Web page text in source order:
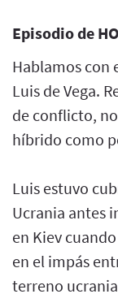
Episodio de
Hablamos con
Luis de Vega.
de conflicto,
híbrido como
Luis estuvo
Ucrania antes
en Kiev
en el impás
terreno